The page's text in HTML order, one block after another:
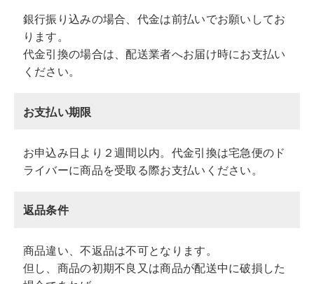
銀行振り込みの場合、代金は前払いでお願いしてお
ります。
代金引換の場合は、配送業者へお届け時にお支払い
ください。
お支払い期限
お申込み日より２週間以内。代金引換は宅急便のド
ライバーに商品を受取る際お支払いください。
返品条件
商品違い、不返品は不可となります。
但し、商品の初期不良又は商品が配送中に破損した